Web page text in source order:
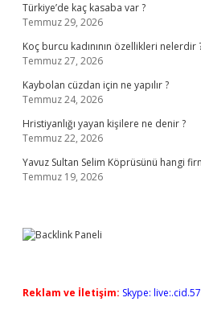
Türkiye’de kaç kasaba var ?
Temmuz 29, 2026
Koç burcu kadınının özellikleri nelerdir
Temmuz 27, 2026
Kaybolan cüzdan için ne yapılır ?
Temmuz 24, 2026
Hristiyanlığı yayan kişilere ne denir ?
Temmuz 22, 2026
Yavuz Sultan Selim Köprüsünü hangi
Temmuz 19, 2026
Reklam ve İletişim: Skype: